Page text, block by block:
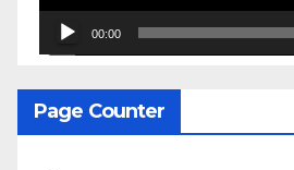
00:00
Page Counter